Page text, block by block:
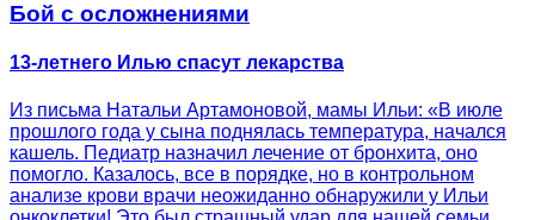
Бой с осложнениями
13-летнего Илью спасут лекарства
Из письма Натальи Артамоновой, мамы Ильи: «В июле
прошлого года у сына поднялась температура, начался
кашель. Педиатр назначил лечение от бронхита, оно
помогло. Казалось, все в порядке, но в контрольном
анализе крови врачи неожиданно обнаружили у Ильи